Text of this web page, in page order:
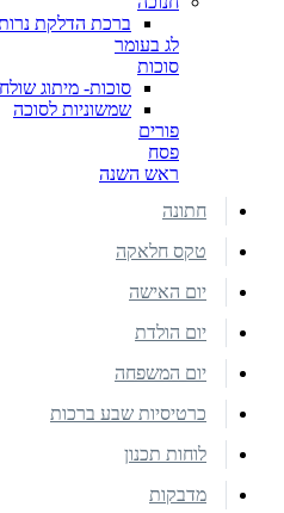
ברכת הדלקת
לג בעומר
סוכות
סוכות- מיתוג
שמשוניות לסוכה
פורים
פסח
ראש השנה
חתונה
טקס חלאקה
יום האישה
יום הולדת
יום המשפחה
כרטיסיות שבע ברכות
לוחות תכנון
מדבקות